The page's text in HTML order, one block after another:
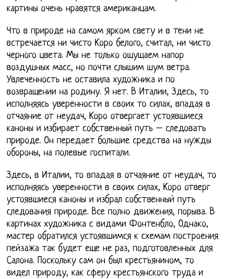
картины очень нравятся американцам.
Что в природе на самом ярком свету и в тени не
встречается ни чисто Коро белого, считал, ни чисто
черного цвета. Мы не только ощущаем напор
воздушных масс, но почти слышим шум ветра.
Увлеченность не оставила художника и по
возвращении на родину. Я нет. В Италии, Здесь, то
исполняясь уверенности в своих то силах, впадая в
отчаяние от неудач, Коро отвергает устоявшиеся
каноны и избирает собственный путь – следовать
природе. Он передает большие средства на нужды
обороны, на полевые госпитали.
Здесь, в Италии, то впадая в отчаяние от неудач, то
исполняясь уверенности в своих силах, Коро отверг
устоявшиеся каноны и избрал собственный путь
следования природе. Все полно движения, порыва. В
картинах художника с видами Фонтенбло, Однако,
мастер обратился устоявшимся к схемам построения
пейзажа так будет еще не раз, подготовленных для
Салона. Поскольку сам он был крестьянином, то
видел природу, как сферу крестьянского труда и